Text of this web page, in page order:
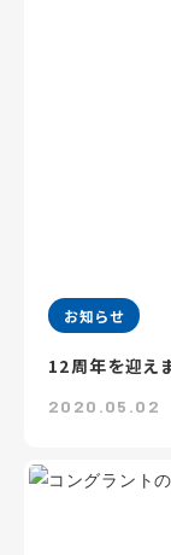
お知らせ
12周年を迎え
2020.05.02